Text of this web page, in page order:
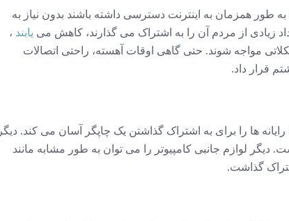
به طور همزمان به اینترنت دسترسی داشته باشند بدون نیاز به
زیادی از مردم آن را به اشتراک می گذارند، کاهش می یابند ،
مواجه شوند. حتی گاهی اوقات آهسته، راحتی اتصالات
قرار داد.
ها را برای به اشتراک گذاشتن یک چاپگر آسان می کند. دیگر
دیگر لوازم جانبی کامپیوتر را می توان به طور مشابه مانند
گذاشت.